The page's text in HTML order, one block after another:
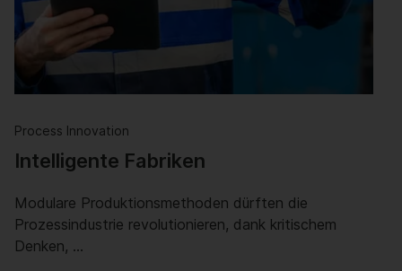
Process Innovation
Intelligente Fabriken
Modulare Produktionsmethoden dürften die
Prozessindustrie revolutionieren, dank kritischem
Denken, …